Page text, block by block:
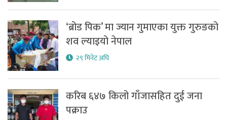
‘ब्रोड पिक’ मा ज्यान गुमाएका युक्त गुरुङको
शव ल्याइयो नेपाल
२९ मिनेट अघि
करिब ६४७ किलो गाँजासहित दुई जना
पक्राउ